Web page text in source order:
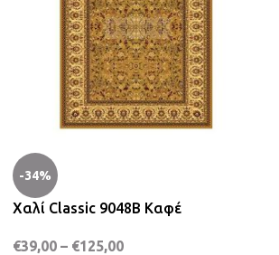
-34%
Χαλί Classic 9048B Καφέ
€39,00 – €125,00